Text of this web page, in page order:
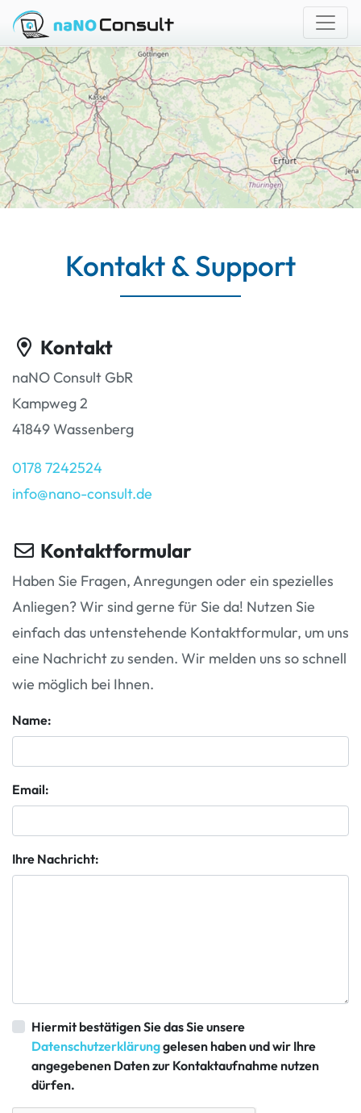
Kontakt & Support
Kontakt
naNO Consult GbR
Kampweg 2
41849 Wassenberg
0178 7242524
info@nano-consult.de
Kontaktformular
Haben Sie Fragen, Anregungen oder ein spezielles
Anliegen? Wir sind gerne für Sie da! Nutzen Sie
einfach das untenstehende Kontaktformular, um uns
eine Nachricht zu senden. Wir melden uns so schnell
wie möglich bei Ihnen.
Name:
Email:
Ihre Nachricht:
Hiermit bestätigen Sie das Sie unsere
Datenschutzerklärunggelesen haben und wir Ihre
angegebenen Daten zur Kontaktaufnahme nutzen
dürfen.